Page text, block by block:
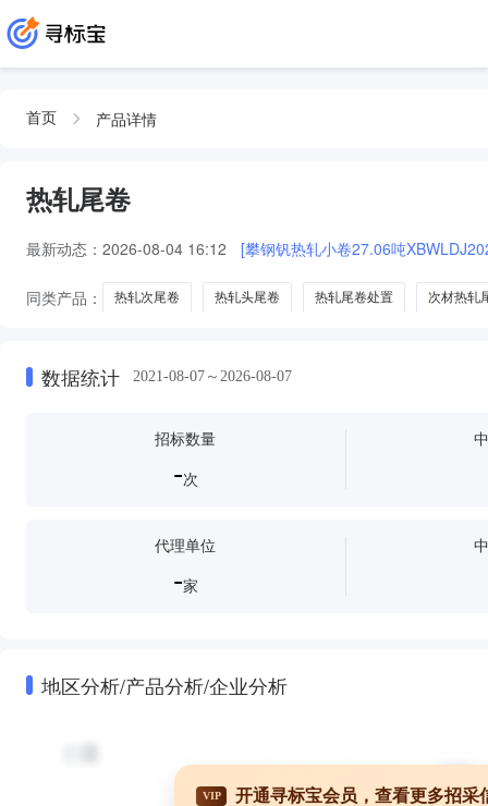
首页 产品详情
热轧尾卷
最新动态： 2026-08-04 16:12 [攀钢钒热轧小卷27.06吨
同类产品： 热轧次尾卷 热轧头尾卷 热轧尾卷处置 次材热轧
数据统计 2021-08-07～2026-08-07
招标数量
-次
代理单位
-家
地区分析/产品分析/企业分析
VIP 开通寻标宝会员，查看更多招采